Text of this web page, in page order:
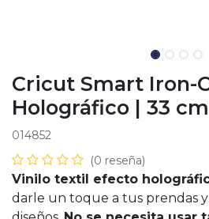
Cricut Smart Iron-
Holográfico | 33
014852
(0 reseña)
Vinilo textil efecto
darle un toque a tus prendas